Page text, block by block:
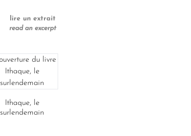
lire un extrait
read an excerpt
Ithaque, le
surlendemain